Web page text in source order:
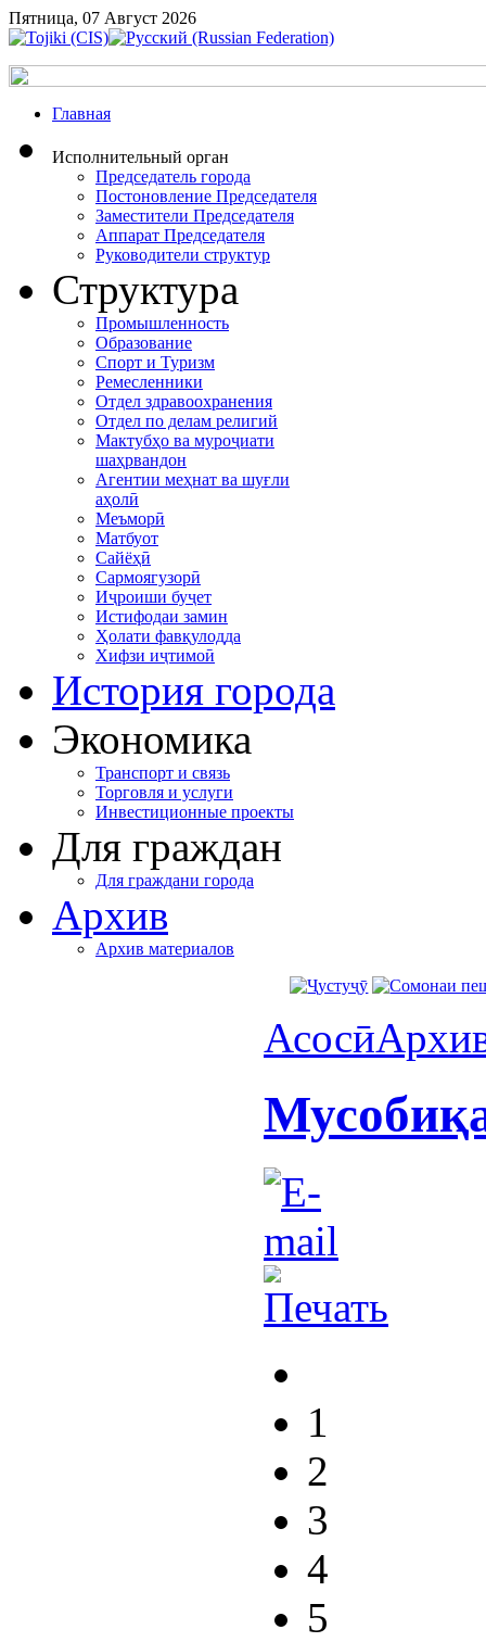
Пятница, 07 Август 2026
Главная
Исполнительный орган
Председатель города
Постоновление Председателя
Заместители Председателя
Аппарат Председателя
Руководители структур
Структура
Промышленность
Образование
Спорт и Туризм
Ремесленники
Отдел здравоохранения
Отдел по делам религий
Мактубҳо ва муроҷиати
шаҳрвандон
Агентии меҳнат ва шуғли
аҳолӣ
Меъморӣ
Матбуот
Сайёҳӣ
Сармоягузорӣ
Иҷроиши буҷет
Истифодаи замин
Ҳолати фавқулодда
Хифзи иҷтимоӣ
История города
Экономика
Транспорт и связь
Торговля и услуги
Инвестиционные проекты
Для граждан
Для граждани города
Архив
Архив материалов
Асосӣ
1
2
3
4
5